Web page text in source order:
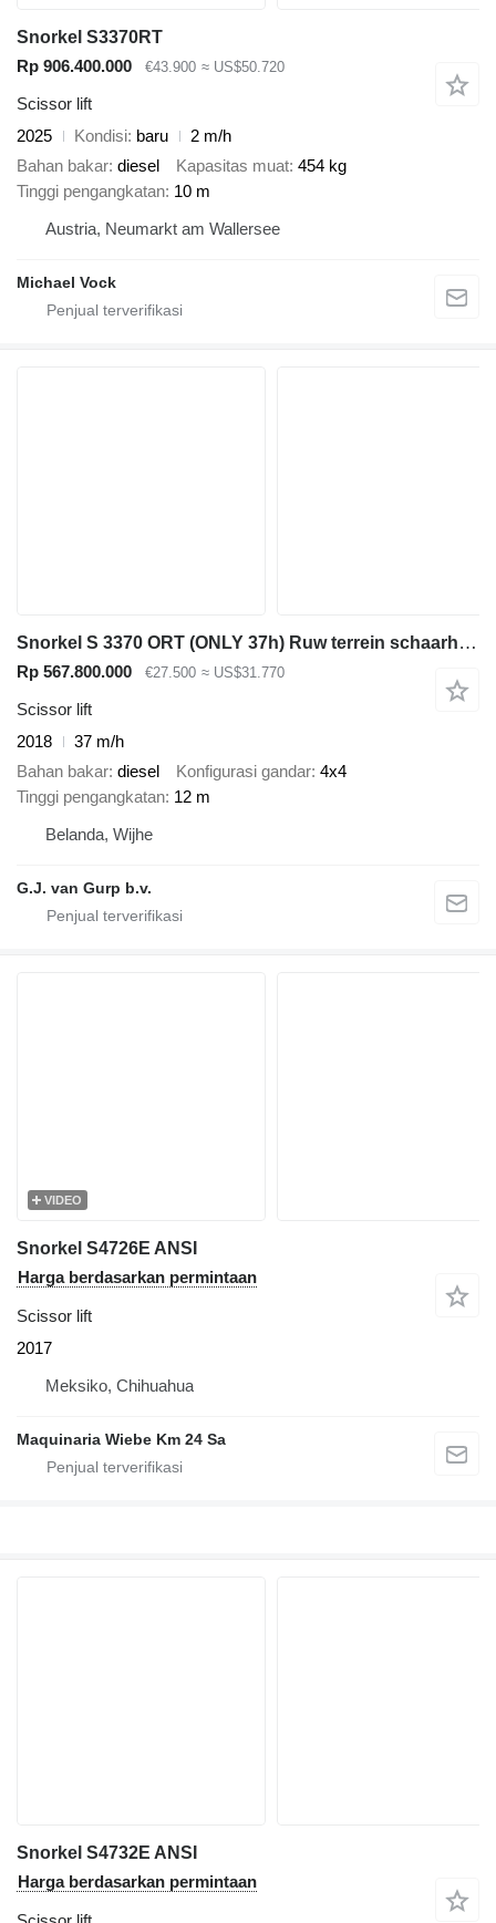
Snorkel S3370RT
Rp 906.400.000
€43.900 ≈ US$50.720
Scissor lift
2025
Kondisi baru
2 m/h
Bahan bakar diesel Kapasitas muat 454 kg
Tinggi pengangkatan 10 m
Austria, Neumarkt am Wallersee
Michael Vock
Snorkel S 3370 ORT (ONLY 37h) Ruw terrein schaarhoogwerker
Rp 567.800.000 €27.500 ≈ US$31.770
Scissor lift
2018
37 m/h
Bahan bakar diesel Konfigurasi gandar 4x4
Tinggi pengangkatan 12 m
Belanda, Wijhe
G.J. van Gurp b.v.
VIDEO
Snorkel S4726E ANSI
Harga berdasarkan permintaan
Scissor lift
2017
Meksiko, Chihuahua
Maquinaria Wiebe Km 24 Sa
Snorkel S4732E ANSI
Harga berdasarkan permintaan